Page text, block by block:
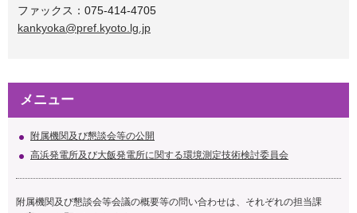
ファックス：075-414-4705
kankyoka@pref.kyoto.lg.jp
メニュー
附属機関及び懇談会等の公開
高浜発電所及び大飯発電所に関する環境測定技術検討委員会
附属機関及び懇談会等会議の概要等の問い合わせは、それぞれの担当課